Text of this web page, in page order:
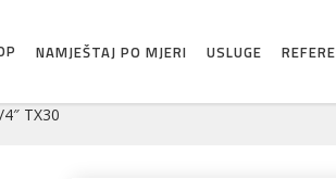
NAMJEŠTAJ PO MJERI USLUGE
TX30